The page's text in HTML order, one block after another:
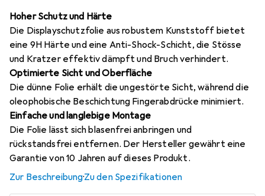
Hoher Schutz und Härte
Die Displayschutzfolie aus robustem Kunststoff bietet
eine 9H Härte und eine Anti-Shock-Schicht, die Stösse
und Kratzer effektiv dämpft und Bruch verhindert.
Optimierte Sicht und Oberfläche
Die dünne Folie erhält die ungestörte Sicht, während die
oleophobische Beschichtung Fingerabdrücke minimiert.
Einfache und langlebige Montage
Die Folie lässt sich blasenfrei anbringen und
rückstandsfrei entfernen. Der Hersteller gewährt eine
Garantie von 10 Jahren auf dieses Produkt.
Zur Beschreibung·Zu den Spezifikationen